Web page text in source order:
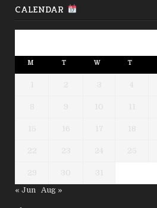
CALENDAR
M T W T
1 2 3 4
8 9 10 11
15 16 17 18
22 23 24 25
29 30
31
« Jun
Aug »